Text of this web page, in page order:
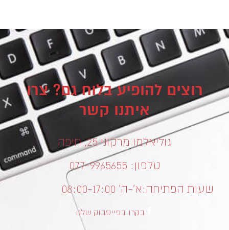
רוצים להופיע בלוח גם? צרו
איתנו קשר
גוליאלמו מרקוני 25, חיפה
טלפון: 077-9965655
שעות הפתיחה:א’-ה’ 08:00-17:00
בקרו בפייסבוק שלנו